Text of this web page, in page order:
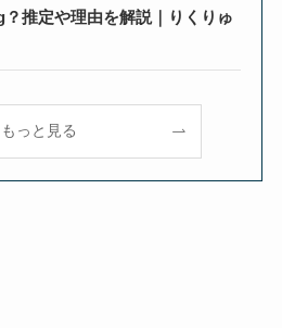
推定や理由を解説｜りくりゅ
もっと見る